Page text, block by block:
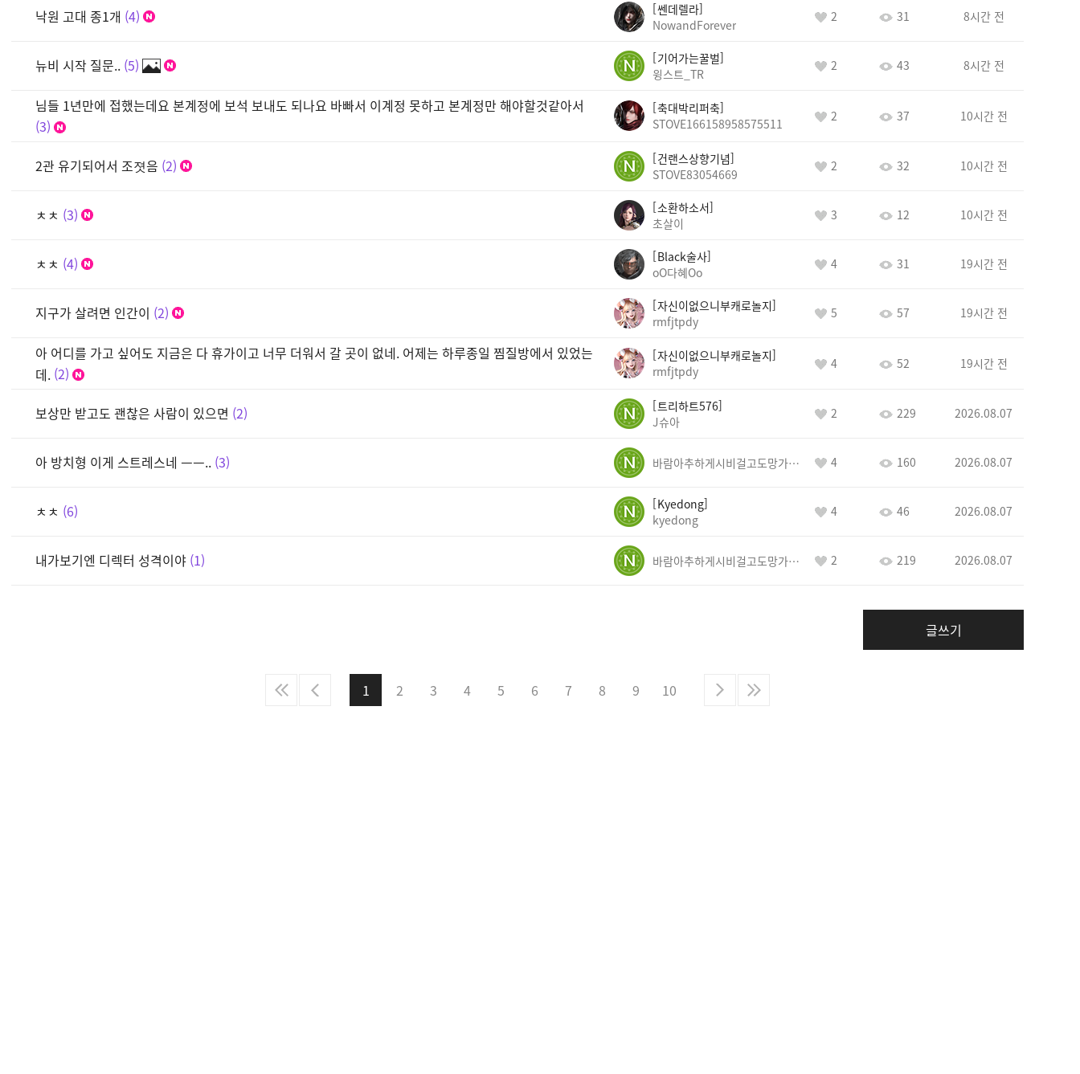
낙원 고대 종1개 4
쎈데렐라
NowandForever
2 31 8시간 전
뉴비 시작 질문.. 5
기어가는꿀벌
윙스트_TR
2 43 8시간 전
님들 1년만에 접했는데요 본계정에 보석 보내도 되나요 바빠서 이계정 못하고 본계정만 해야할것같아서
3
축대박리퍼축
STOVE166158958575511
2 37 10시간 전
2관 유기되어서 조졋음 2
건랜스상향기념
STOVE83054669
2 32 10시간 전
ㅊㅊ 3
소환하소서
초살이
3 12 10시간 전
ㅊㅊ 4
Black술사
oO다혜Oo
4 31 19시간 전
지구가 살려면 인간이 2
자신이없으니부캐로놀지
rmfjtpdy
5 57 19시간 전
아 어디를 가고 싶어도 지금은 다 휴가이고 너무 더워서 갈 곳이 없네. 어제는 하루종일 찜질방에서 있었는
데. 2
자신이없으니부캐로놀지
rmfjtpdy
4 52 19시간 전
보상만 받고도 괜찮은 사람이 있으면 2
트리하트576
J슈아
2 229 2026.08.07
아 방치형 이게 스트레스네 ㅡㅡ.. 3 바람아추하게시비걸고도망가냐당당하게글써 4 160 2026.08.07
ㅊㅊ 6
Kyedong
kyedong
4 46 2026.08.07
내가보기엔 디렉터 성격이야 1 바람아추하게시비걸고도망가냐당당하게글써 2 219 2026.08.07
글쓰기
1 2 3 4 5 6 7 8 9 10